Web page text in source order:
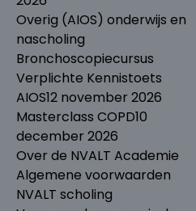
Overig (AIOS) onderwijs en
nascholing
Bronchoscopiecursus
Verplichte Kennistoets
AIOS12 november 2026
Masterclass COPD10
december 2026
Over de NVALT Academie
Algemene voorwaarden
NVALT scholing